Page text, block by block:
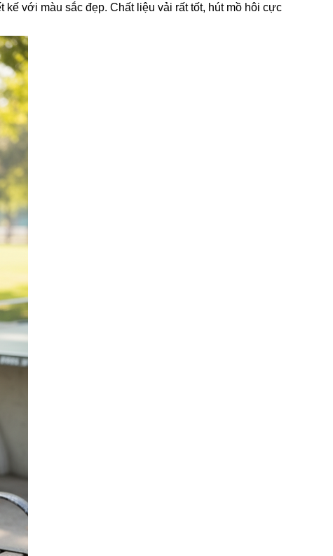
với màu sắc đẹp. Chất liệu vải rất tốt, hút mồ hôi cực